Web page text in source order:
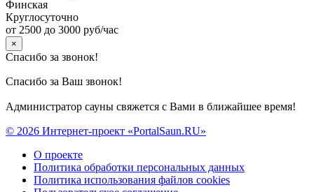
Финская
Круглосуточно
от 2500 до 3000 руб/час
×
Спасибо за звонок!
Спасибо за Ваш звонок!
Администратор сауны свяжется с Вами в ближайшее время!
© 2026 Интернет-проект «PortalSaun.RU»
О проекте
Политика обработки персональных данных
Политика использования файлов cookies